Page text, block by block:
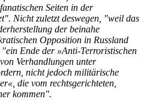
Seiten in der
Nicht zuletzt deswegen, "weil das
der beinahe
Opposition in Russland
Ende der »Anti-Terroristischen
Verhandlungen unter
nicht jedoch militärische
die vom rechtsgerichteten,
kommen".